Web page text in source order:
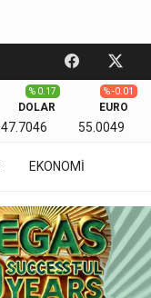
DOLAR
47.7046
% 0.17
EURO
55.0049
% -0.01
EKONOMİ